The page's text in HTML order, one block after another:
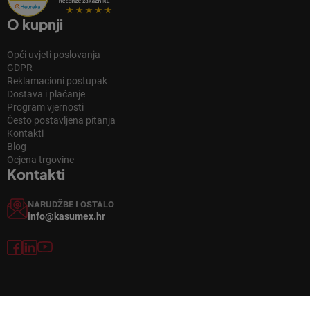
O kupnji
Opći uvjeti poslovanja
GDPR
Reklamacioni postupak
Dostava i plaćanje
Program vjernosti
Često postavljena pitanja
Kontakti
Blog
Ocjena trgovine
Kontakti
NARUDŽBE I OSTALO
info@kasumex.hr